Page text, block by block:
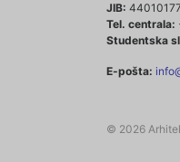
JIB:
Tel. centrala:
Studentska
E-pošta:
© 2026